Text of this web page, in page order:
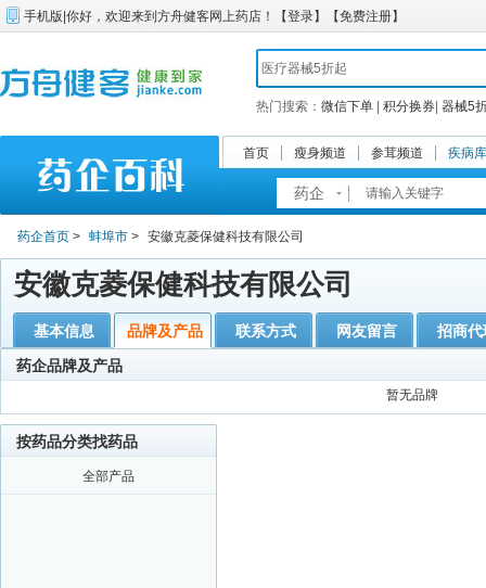
手机版 你好，欢迎来到方舟健客网上药店！【登录】【免费注册】
热门搜索： 微信下单 积分换券 器械5
首页 瘦身频道 参茸频道 疾病库
药企
药企首页 > 蚌埠市 > 安徽克菱保健科技有限公司
安徽克菱保健科技有限公司
基本信息 品牌及产品 联系方式 网友留言
招商代
药企品牌及产品
暂无品牌
按药品分类找药品
全部产品